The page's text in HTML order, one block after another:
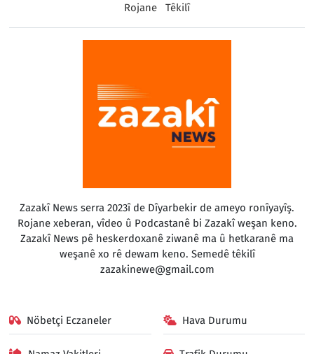
Rojane
Têkilî
Zazakî News serra 2023î de Dîyarbekir de ameyo ronîyayîş.
Rojane xeberan, vîdeo û Podcastanê bi Zazakî weşan keno.
Zazakî News pê heskerdoxanê ziwanê ma û hetkaranê ma
weşanê xo rê dewam keno. Semedê têkilî
zazakinewe@gmail.com
Nöbetçi Eczaneler Hava Durumu